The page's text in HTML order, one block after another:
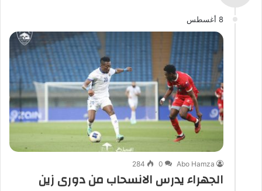
8 أغسطس
Abo Hamza
0
284
الجهراء يدرس الانسحاب من دورى زين